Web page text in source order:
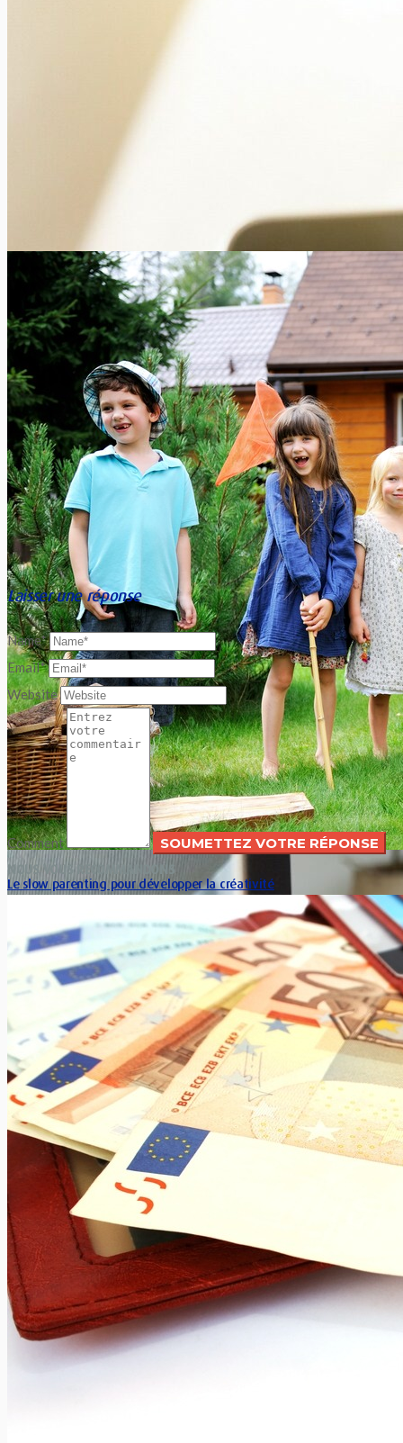
Le slow parenting pour développer la créativité
Xavier Van Caneghem 0
Pendant les vacances chez soi ou à l’étranger, il est
parfaitement possible de faire place à un emploi du temps...
Laisser une réponse
Name*
Email*
Website
Comment
NOUS VOUS RECOMMANDONS